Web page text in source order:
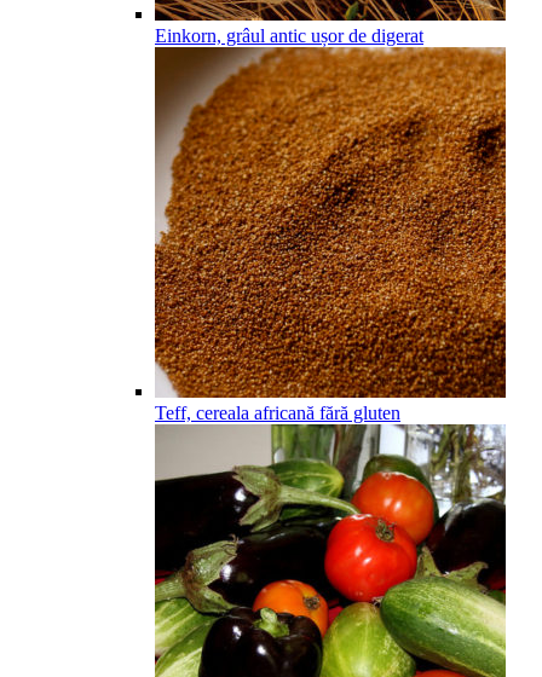
Einkorn, grâul antic ușor de digerat
Teff, cereala africană fără gluten